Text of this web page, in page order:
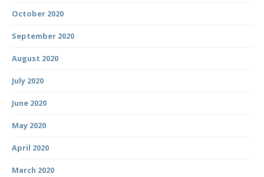
October 2020
September 2020
August 2020
July 2020
June 2020
May 2020
April 2020
March 2020